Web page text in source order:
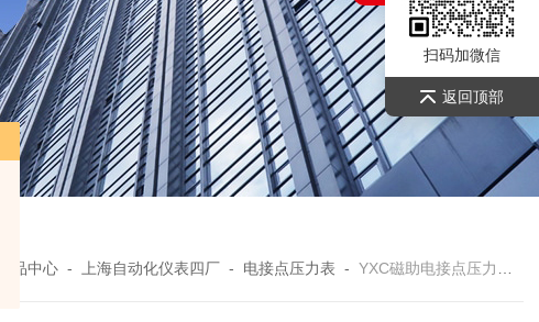
产品中心 - 上海自动化仪表四厂 - 电接点压力表 -YXC磁助电接点压力表,YXC系列
扫码加微信
返回顶部